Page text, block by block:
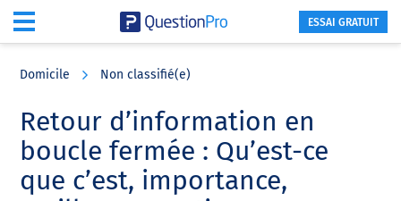
content
sidebar
ESSAI GRATUIT
Domicile Non classifié(e)
Retour d’information en
boucle fermée : Qu’est-ce
que c’est, importance,